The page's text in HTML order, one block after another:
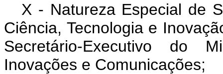
X - Natureza Especial de
Ciência, Tecnologia e
Secretário-Executivo do
Inovações e Comunicações;